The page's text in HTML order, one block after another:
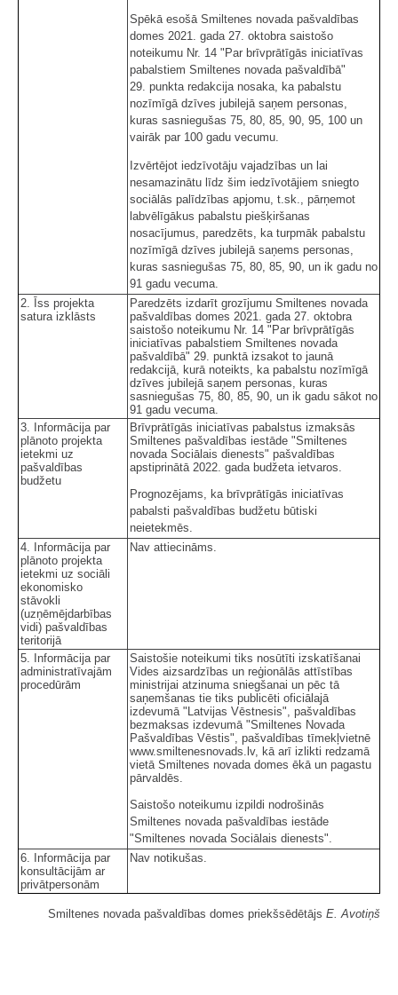
Spēkā esošā Smiltenes novada pašvaldības
domes 2021. gada 27. oktobra saistošo
noteikumu Nr. 14 "Par brīvprātīgās iniciatīvas
pabalstiem Smiltenes novada pašvaldībā"
29. punkta redakcija nosaka, ka pabalstu
nozīmīgā dzīves jubilejā saņem personas,
kuras sasniegušas 75, 80, 85, 90, 95, 100 un
vairāk par 100 gadu vecumu.
Izvērtējot iedzīvotāju vajadzības un lai
nesamazinātu līdz šim iedzīvotājiem sniegto
sociālās palīdzības apjomu, t.sk., pārņemot
labvēlīgākus pabalstu piešķiršanas
nosacījumus, paredzēts, ka turpmāk pabalstu
nozīmīgā dzīves jubilejā saņems personas,
kuras sasniegušas 75, 80, 85, 90, un ik gadu no
91 gadu vecuma.
2. Īss projekta
satura izklāsts
Paredzēts izdarīt grozījumu Smiltenes novada
pašvaldības domes 2021. gada 27. oktobra
saistošo noteikumu Nr. 14 "Par brīvprātīgās
iniciatīvas pabalstiem Smiltenes novada
pašvaldībā" 29. punktā izsakot to jaunā
redakcijā, kurā noteikts, ka pabalstu nozīmīgā
dzīves jubilejā saņem personas, kuras
sasniegušas 75, 80, 85, 90, un ik gadu sākot no
91 gadu vecuma.
3. Informācija par
plānoto projekta
ietekmi uz
pašvaldības
budžetu
Brīvprātīgās iniciatīvas pabalstus izmaksās
Smiltenes pašvaldības iestāde "Smiltenes
novada Sociālais dienests" pašvaldības
apstiprinātā 2022. gada budžeta ietvaros.
Prognozējams, ka brīvprātīgās iniciatīvas
pabalsti pašvaldības budžetu būtiski
neietekmēs.
4. Informācija par
plānoto projekta
ietekmi uz sociāli
ekonomisko
stāvokli
(uzņēmējdarbības
vidi) pašvaldības
teritorijā
Nav attiecināms.
5. Informācija par
administratīvajām
procedūrām
Saistošie noteikumi tiks nosūtīti izskatīšanai
Vides aizsardzības un reģionālās attīstības
ministrijai atzinuma sniegšanai un pēc tā
saņemšanas tie tiks publicēti oficiālajā
izdevumā "Latvijas Vēstnesis", pašvaldības
bezmaksas izdevumā "Smiltenes Novada
Pašvaldības Vēstis", pašvaldības tīmekļvietnē
www.smiltenesnovads.lv, kā arī izlikti redzamā
vietā Smiltenes novada domes ēkā un pagastu
pārvaldēs.
Saistošo noteikumu izpildi nodrošinās
Smiltenes novada pašvaldības iestāde
"Smiltenes novada Sociālais dienests".
6. Informācija par
konsultācijām ar
privātpersonām
Nav notikušas.
Smiltenes novada pašvaldības domes priekšsēdētājs E. Avotiņš